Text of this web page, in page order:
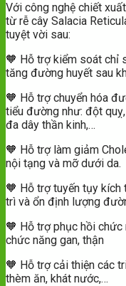
Với công nghệ chiết
từ rễ cây Salacia
tuyệt vời sau:
🧡 Hỗ trợ kiểm soát chỉ
tăng đường huyết sau
🧡 Hỗ trợ chuyển hóa
tiểu đường như: đột
đa dây thần kinh,…
🧡 Hỗ trợ làm giảm
nội tạng và mỡ dưới da.
🧡 Hỗ trợ tuyến tụy kích
trì và ổn định lượng
🧡 Hỗ trợ phục hồi
chức năng gan, thận
🧡 Hỗ trợ cải thiện các
thèm ăn, khát nước,…